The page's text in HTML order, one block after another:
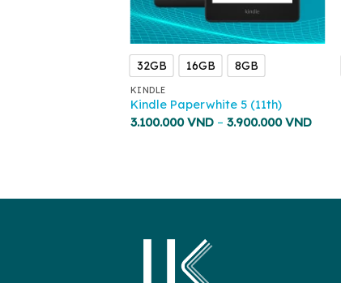
32GB 16GB 8GB
KINDLE
Kindle Paperwhite 5 (11th)
3.100.000VND– 3.900.000VND